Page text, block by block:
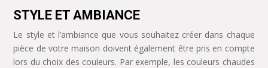
STYLE ET AMBIANCE
Le style et l’ambiance que vous souhaitez créer dans chaque
pièce de votre maison doivent également être pris en compte
lors du choix des couleurs. Par exemple, les couleurs chaudes